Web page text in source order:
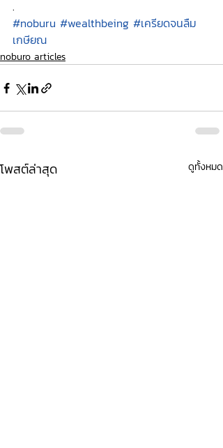
.
#noburu #wealthbeing #เครียดจนลืม
เกษียณ
noburo articles
โพสต์ล่าสุด ดูทั้งหมด